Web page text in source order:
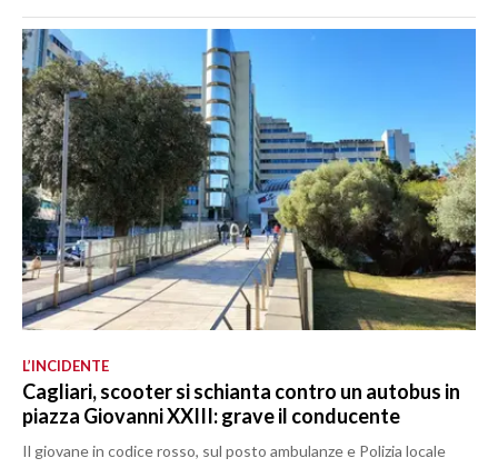
L’INCIDENTE
Cagliari, scooter si schianta contro un autobus in
piazza Giovanni XXIII: grave il conducente
Il giovane in codice rosso, sul posto ambulanze e Polizia locale